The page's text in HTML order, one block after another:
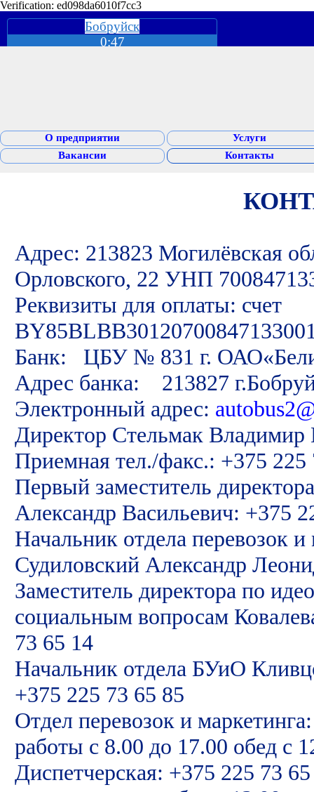
Verification: ed098da6010f7cc3
О предприятии
Услуги
Вакансии
Контакты
Бобруйск
0:47
Адрес: 213823 Могилёвская
Орловского, 22 УНП
Реквизиты для оплаты: счет
Банк: ЦБУ № 831 г.
Адрес банка: 213827
Электронный адрес:
Директор Стельмак Владимир
Приемная тел./факс.: +375 225
Первый заместитель
Александр Васильевич: +375
Начальник отдела перевозок и
Судиловский Александр
Заместитель директора по
социальным вопросам
73 65 14
Начальник отдела БУиО
+375 225 73 65 85
Отдел перевозок и
работы с 8.00 до 17.00 обед с
Диспетчерская: +375 225 73